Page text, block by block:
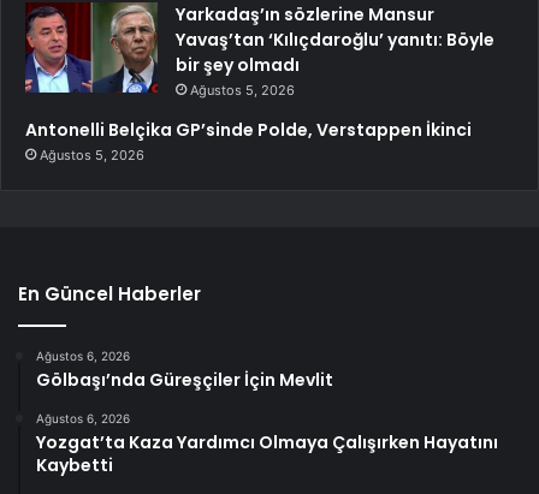
Yarkadaş’ın sözlerine Mansur
Yavaş’tan ‘Kılıçdaroğlu’ yanıtı: Böyle
bir şey olmadı
Ağustos 5, 2026
Antonelli Belçika GP’sinde Polde, Verstappen İkinci
Ağustos 5, 2026
En Güncel Haberler
Ağustos 6, 2026
Gölbaşı’nda Güreşçiler İçin Mevlit
Ağustos 6, 2026
Yozgat’ta Kaza Yardımcı Olmaya Çalışırken Hayatını
Kaybetti